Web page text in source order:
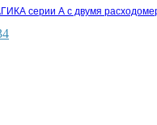
серии А с двумя